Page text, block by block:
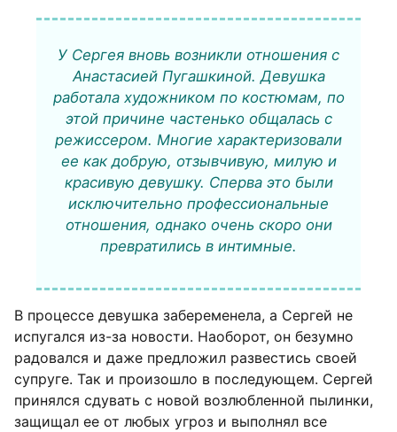
У Сергея вновь возникли отношения с
Анастасией Пугашкиной. Девушка
работала художником по костюмам, по
этой причине частенько общалась с
режиссером. Многие характеризовали
ее как добрую, отзывчивую, милую и
красивую девушку. Сперва это были
исключительно профессиональные
отношения, однако очень скоро они
превратились в интимные.
В процессе девушка забеременела, а Сергей не
испугался из-за новости. Наоборот, он безумно
радовался и даже предложил развестись своей
супруге. Так и произошло в последующем. Сергей
принялся сдувать с новой возлюбленной пылинки,
защищал ее от любых угроз и выполнял все